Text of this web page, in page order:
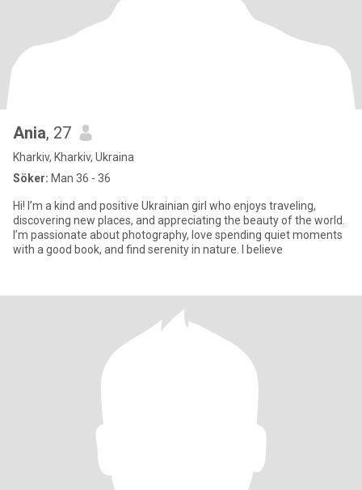
Ania, 27
Kharkiv, Kharkiv, Ukraina
Söker: Man 36 - 36
Hi! I’m a kind and positive Ukrainian girl who enjoys traveling,
discovering new places, and appreciating the beauty of the world.
I’m passionate about photography, love spending quiet moments
with a good book, and find serenity in nature. I believe